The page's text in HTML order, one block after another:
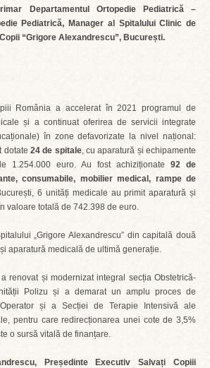
Departamentul Ortopedie Pediatrică –
Pediatrică, Manager al Spitalului Clinic de
“Grigore Alexandrescu”, București.
România a accelerat în 2021 programul de
și a continuat oferirea de servicii integrate
în zone defavorizate la nivel național:
dotate 24 de spitale, cu aparatură și echipamente
1.254.000 euro. Au fost achiziționate 92 de
consumabile, mobilier medical, rampe de
6 unități medicale au primit aparatură și
valoare totală de 742.398 de euro.
„Grigore Alexandrescu” din capitală două
aparatură medicală de ultimă generație.
renovat și modernizat integral secția Obstetrică-
Polizu și a demarat un amplu proces de
și a Secției de Terapie Intensivă ale
pentru care redirecționarea unei cote de 3,5%
o sursă vitală de finanțare.
Președinte Executiv Salvați Copiii